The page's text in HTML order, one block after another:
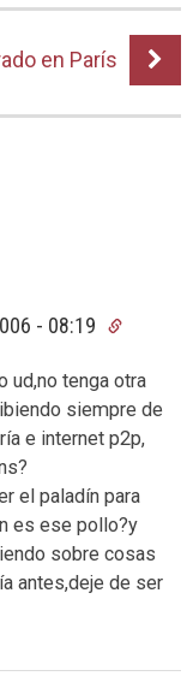
en París
- 08:19
ud,no tenga otra
siempre de
e internet p2p,
el paladín para
es ese pollo?y
sobre cosas
antes,deje de ser